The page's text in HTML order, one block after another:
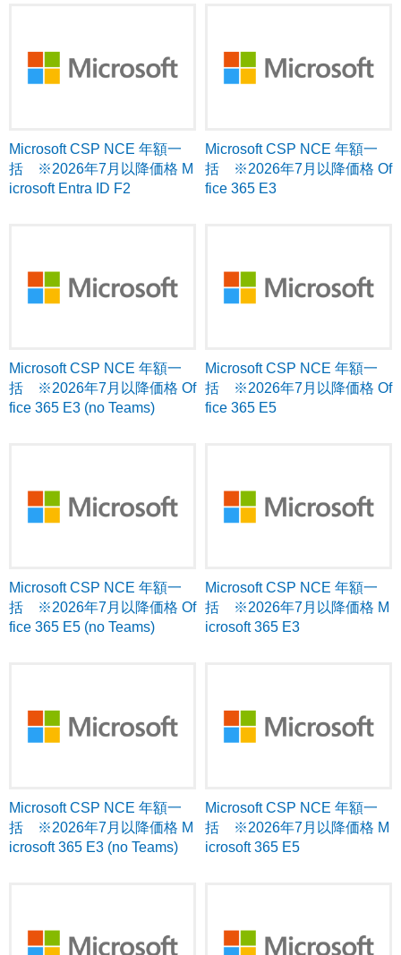
Microsoft CSP NCE 年額一
括 ※2026年7月以降価格 M
icrosoft Entra ID F2
Microsoft CSP NCE 年額一
括 ※2026年7月以降価格 Of
fice 365 E3
Microsoft CSP NCE 年額一
括 ※2026年7月以降価格 Of
fice 365 E3 (no Teams)
Microsoft CSP NCE 年額一
括 ※2026年7月以降価格 Of
fice 365 E5
Microsoft CSP NCE 年額一
括 ※2026年7月以降価格 Of
fice 365 E5 (no Teams)
Microsoft CSP NCE 年額一
括 ※2026年7月以降価格 M
icrosoft 365 E3
Microsoft CSP NCE 年額一
括 ※2026年7月以降価格 M
icrosoft 365 E3 (no Teams)
Microsoft CSP NCE 年額一
括 ※2026年7月以降価格 M
icrosoft 365 E5